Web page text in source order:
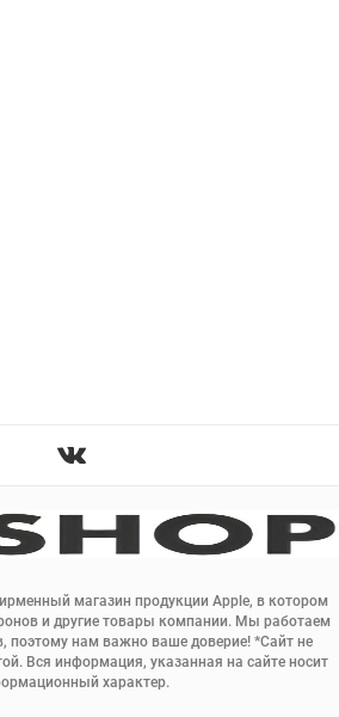
магазин продукции Apple, в котором
и другие товары компании. Мы работаем
поэтому нам важно ваше доверие! *Сайт не
Вся информация, указанная на сайте носит
характер.